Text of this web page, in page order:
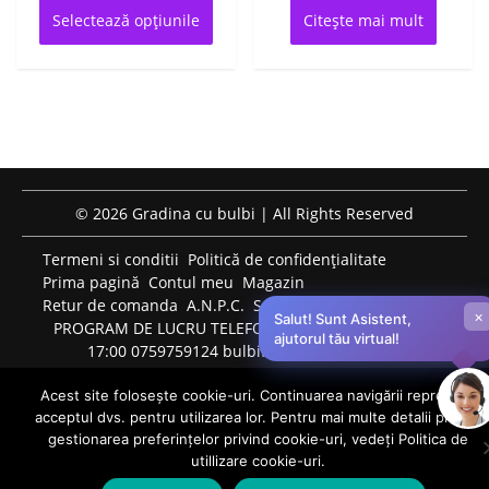
prețuri:
55 lei
Selectează opțiunile
fi
alese
în
pagina
produsului.
Citește mai mult
© 2026 Gradina cu bulbi | All Rights Reserved
Termeni si conditii Politică de confidențialitate
Prima pagină Contul meu Magazin
Retur de comanda A.N.P.C. S.O.L.
PROGRAM DE LUCRU TELEFONIC: LUNI-VINERI: 09:00-
17:00 0759759124 bulbiflori.ro@gmail.com
Salut! Sunt Asistent,
ajutorul tău virtual!
×
0
Acest site folosește cookie-uri. Continuarea navigării reprezintă
acceptul dvs. pentru utilizarea lor. Pentru mai multe detalii privind
gestionarea preferințelor privind cookie-uri, vedeți Politica de
utillizare cookie-uri.